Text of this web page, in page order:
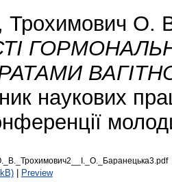
Трохимович О.
наукових
| Preview